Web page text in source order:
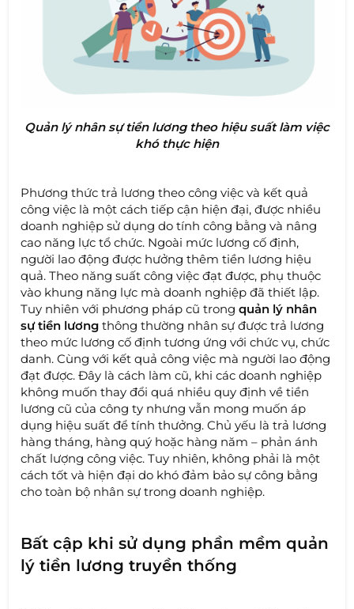
Quản lý nhân sự tiền lương theo hiệu suất làm việc
khó thực hiện
Phương thức trả lương theo công việc và kết quả
công việc là một cách tiếp cận hiện đại, được nhiều
doanh nghiệp sử dụng do tính công bằng và nâng
cao năng lực tổ chức. Ngoài mức lương cố định,
người lao động được hưởng thêm tiền lương hiệu
quả. Theo năng suất công việc đạt được, phụ thuộc
vào khung năng lực mà doanh nghiệp đã thiết lập.
Tuy nhiên với phương pháp cũ trongquản lý nhân
sự tiền lươngthông thường nhân sự được trả lương
theo mức lương cố định tương ứng với chức vụ, chức
danh. Cùng với kết quả công việc mà người lao động
đạt được. Đây là cách làm cũ, khi các doanh nghiệp
không muốn thay đổi quá nhiều quy định về tiền
lương cũ của công ty nhưng vẫn mong muốn áp
dụng hiệu suất để tính thưởng. Chủ yếu là trả lương
hàng tháng, hàng quý hoặc hàng năm – phản ánh
chất lượng công việc. Tuy nhiên, không phải là một
cách tốt và hiện đại do khó đảm bảo sự công bằng
cho toàn bộ nhân sự trong doanh nghiệp.
Bất cập khi sử dụng phần mềm quản
lý tiền lương truyền thống